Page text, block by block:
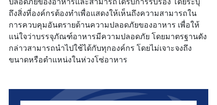
ปลอดภัยของอาหารและสามารถได้รับการรับรอง โดยระบุ
ถึงสิ่งที่องค์กรต้องทำเพื่อแสดงให้เห็นถึงความสามารถใน
การควบคุมอันตรายด้านความปลอดภัยของอาหาร เพื่อให้
แน่ใจว่าบรรจุภัณฑ์อาหารมีความปลอดภัย โดยมาตรฐานดัง
กล่าวสามารถนำไปใช้ได้กับทุกองค์กร โดยไม่เจาะจงถึง
ขนาดหรือตำแหน่งในห่วงโซ่อาหาร